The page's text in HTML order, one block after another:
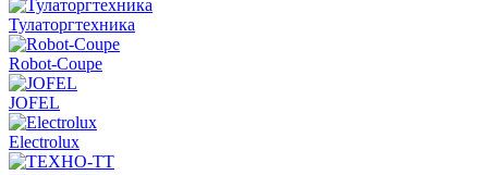
Тулаторгтехника
Robot-Coupe
JOFEL
Electrolux